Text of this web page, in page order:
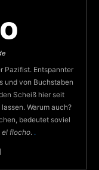
Pazifist. Entspannter
und von Buchstaben
Scheiß hier seit
Warum auch?
bedeutet soviel
el flocho. .